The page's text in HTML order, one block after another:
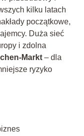
kilku latach
początkowe,
Duża sieć
i zdolna
Markt– dla
ryzyko